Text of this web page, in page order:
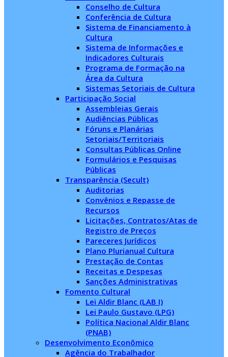
Conselho de Cultura
Conferência de Cultura
Sistema de Financiamento à
Cultura
Sistema de Informações e
Indicadores Culturais
Programa de Formação na
Área da Cultura
Sistemas Setoriais de Cultura
Participação Social
Assembleias Gerais
Audiências Públicas
Fóruns e Planárias
Setoriais/Territoriais
Consultas Públicas Online
Formulários e Pesquisas
Públicas
Transparência (Secult)
Auditorias
Convênios e Repasse de
Recursos
Licitações, Contratos/Atas de
Registro de Preços
Pareceres Jurídicos
Plano Plurianual Cultura
Prestação de Contas
Receitas e Despesas
Sanções Administrativas
Fomento Cultural
Lei Aldir Blanc (LAB I)
Lei Paulo Gustavo (LPG)
Política Nacional Aldir Blanc
(PNAB)
Desenvolvimento Econômico
Agência do Trabalhador